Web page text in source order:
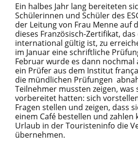
Ein halbes Jahr lang bereiteten
Schülerinnen und Schüler des
der Leitung von Frau Menne auf
dieses Französisch-Zertifikat,
international gültig ist, zu
im Januar eine schriftliche
Februar wurde es dann nochmal
ein Prüfer aus dem Institut
die mündlichen Prüfungen
Teilnehmer mussten zeigen, was
vorbereitet hatten: sich
Fragen stellen und zeigen, dass
einem Café bestellen und zahlen
Urlaub in der Touristeninfo die
übernehmen.